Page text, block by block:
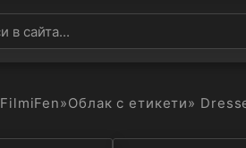
FilmiFen»Облак с етикети»